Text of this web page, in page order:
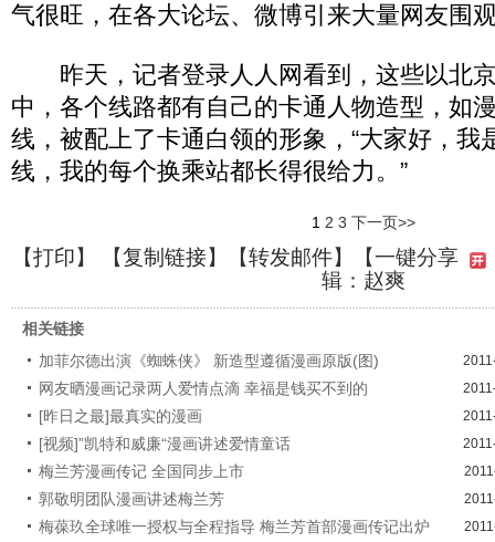
气很旺，在各大论坛、微博引来大量网友围
昨天，记者登录人人网看到，这些以北
中，各个线路都有自己的卡通人物造型，如
线，被配上了卡通白领的形象，“大家好，我
线，我的每个换乘站都长得很给力。”
1 2 3 下一页>>
【打印】 【复制链接】【转发邮件】
【一键分享
辑：赵爽
相关链接
加菲尔德出演《蜘蛛侠》 新造型遵循漫画原版(图)
网友晒漫画记录两人爱情点滴 幸福是钱买不到的
[昨日之最]最真实的漫画
[视频]”凯特和威廉“漫画讲述爱情童话
梅兰芳漫画传记 全国同步上市
郭敬明团队漫画讲述梅兰芳
梅葆玖全球唯一授权与全程指导 梅兰芳首部漫画传记出炉